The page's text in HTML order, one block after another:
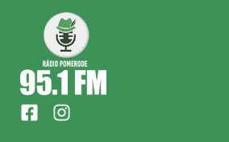
F
a
I
n